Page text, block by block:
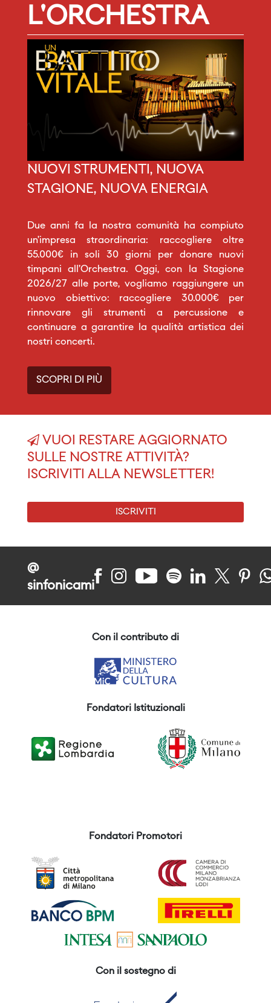
L'ORCHESTRA
NUOVI STRUMENTI, NUOVA
STAGIONE, NUOVA ENERGIA
Due anni fa la nostra comunità ha compiuto
un’impresa straordinaria: raccogliere oltre
55.000€ in soli 30 giorni per donare nuovi
timpani all’Orchestra. Oggi, con la Stagione
2026/27 alle porte, vogliamo raggiungere un
nuovo obiettivo: raccogliere 30.000€ per
rinnovare gli strumenti a percussione e
continuare a garantire la qualità artistica dei
nostri concerti.
SCOPRI DI PIÙ
VUOI RESTARE AGGIORNATO
SULLE NOSTRE ATTIVITÀ?
ISCRIVITI ALLA NEWSLETTER!
ISCRIVITI
@
sinfonicami
Con il contributo di
Fondatori Istituzionali
Fondatori Promotori
Con il sostegno di